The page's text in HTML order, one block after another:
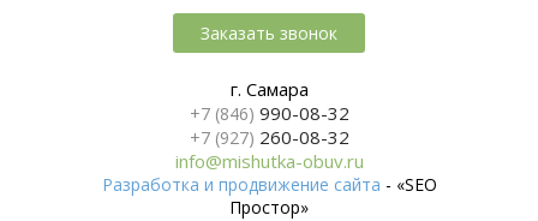
Заказать звонок
г. Самара
+7 (846) 990-08-32
+7 (927) 260-08-32
info@mishutka-obuv.ru
Разработка и продвижение сайта - «SEO
Простор»